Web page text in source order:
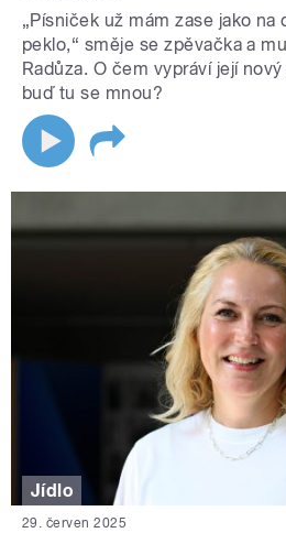
„Písniček už mám zase jako
peklo,“ směje se zpěvačka a
Radůza. O čem vypráví její
buď tu se mnou?
Jídlo
29. červen 2025